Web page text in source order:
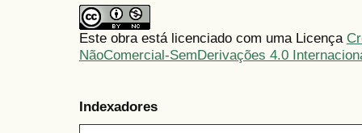
Este obra está licenciado com uma Licença
NãoComercial-SemDerivações 4.0
Indexadores